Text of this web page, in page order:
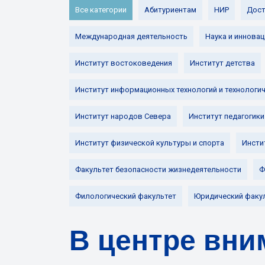
Все категории Абитуриентам НИР
Международная деятельность Наука и
Институт востоковедения Институт детства
Институт информационных технологий и
Институт народов Севера Институт педагогики
Институт физической культуры и спорта
Факультет безопасности жизнедеятельности
Филологический факультет Юридический
В центре